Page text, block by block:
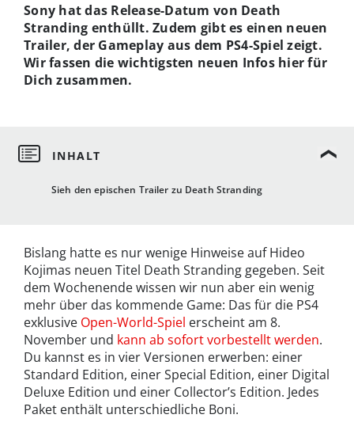
Sieh den epischen Trailer zu Death Stranding
Sony hat das Release-Datum von Death
Stranding enthüllt. Zudem gibt es einen neuen
Trailer, der Gameplay aus dem PS4-Spiel zeigt.
Wir fassen die wichtigsten neuen Infos hier für
Dich zusammen.
Bislang hatte es nur wenige Hinweise auf Hideo
Kojimas neuen Titel Death Stranding gegeben. Seit
dem Wochenende wissen wir nun aber ein wenig
mehr über das kommende Game: Das für die PS4
exklusive Open-World-Spiel erscheint am 8.
November und kann ab sofort vorbestellt werden.
Du kannst es in vier Versionen erwerben: einer
Standard Edition, einer Special Edition, einer Digital
Deluxe Edition und einer Collector’s Edition. Jedes
Paket enthält unterschiedliche Boni.